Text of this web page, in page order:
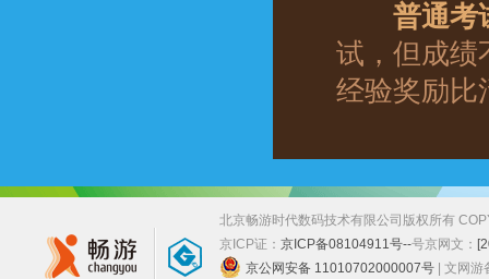
普通考
试，但成绩
经验奖励比
北京畅游时代数码技术有限公司版权所有
京ICP证： 京ICP备08104911号--号京网文：
京公网安备 11010702000007号 | 文网游